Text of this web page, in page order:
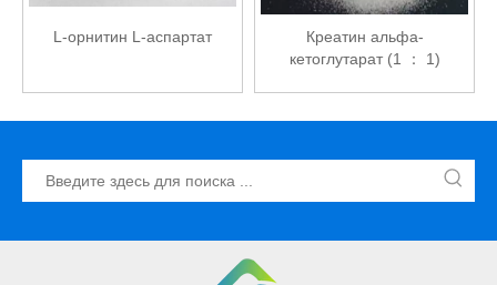
L-орнитин L-аспартат
Креатин альфа-
кетоглутарат (1 ： 1)